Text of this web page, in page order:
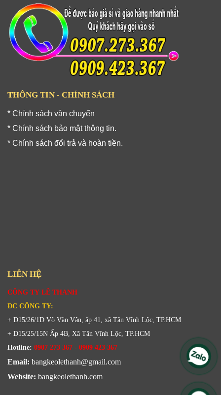
THÔNG TIN - CHÍNH SÁCH
* Chính sách vận chuyển
* Chính sách bảo mật thông tin.
* Chính sách đổi trả và hoàn tiền.
LIÊN HỆ
CÔNG TY LÊ THANH
ĐC CÔNG TY:
+ D15/26/1D Võ Văn Vân, ấp 41, xã Tân Vĩnh Lộc, TP.HCM
+ D15/25/15N Ấp 4B, Xã Tân Vĩnh Lộc, TP.HCM
Hotline: 0907 273 367 - 0909 423 367
Email: bangkeolethanh@gmail.com
Website: bangkeolethanh.com